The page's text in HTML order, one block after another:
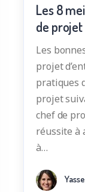
Les 8
de
Les
projet
pratiques
projet
chef de
réussite à
à…